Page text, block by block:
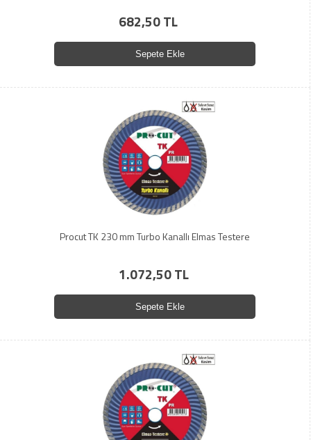
682,50 TL
Sepete Ekle
Procut TK 230 mm Turbo Kanallı Elmas Testere
1.072,50 TL
Sepete Ekle